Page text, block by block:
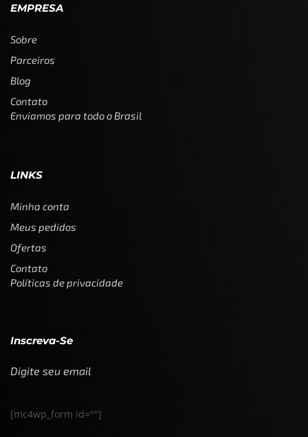
EMPRESA
Sobre
Parceiros
Blog
Contato
Enviamos para todo o Brasil
LINKS
Minha conta
Meus pedidos
Ofertas
Contato
Políticas de privacidade
Inscreva-Se
Digite seu email
[mc4wp_form id=""]